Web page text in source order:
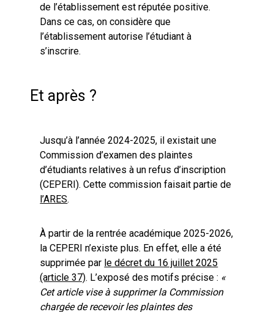
de l’établissement est réputée positive.
Dans ce cas, on considère que
l’établissement autorise l’étudiant à
s’inscrire.
Et après ?
Jusqu’à l’année 2024-2025, il existait une
Commission d’examen des plaintes
d’étudiants relatives à un refus d’inscription
(CEPERI). Cette commission faisait partie de
l’ARES.
À partir de la rentrée académique 2025-2026,
la CEPERI n’existe plus. En effet, elle a été
supprimée par le décret du 16 juillet 2025
(article 37). L’exposé des motifs précise : «
Cet article vise à supprimer la Commission
chargée de recevoir les plaintes des